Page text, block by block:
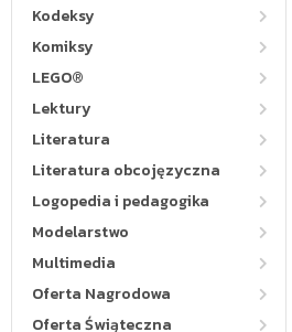
Kodeksy
Komiksy
LEGO®
Lektury
Literatura
Literatura obcojęzyczna
Logopedia i pedagogika
Modelarstwo
Multimedia
Oferta Nagrodowa
Oferta Świąteczna